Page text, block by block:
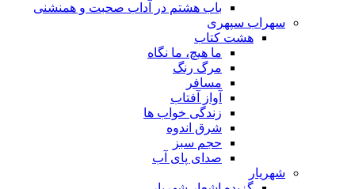
باب هشتم در آداب صحبت و همنشنى
سهراب سپهری
هشت کتاب
ما هیچ، ما نگاه
مرگ رنگ
مسافر
آواز آفتاب
زندگی خواب ها
شرق اندوه
حجم سبز
صدای پای آب
شهریار